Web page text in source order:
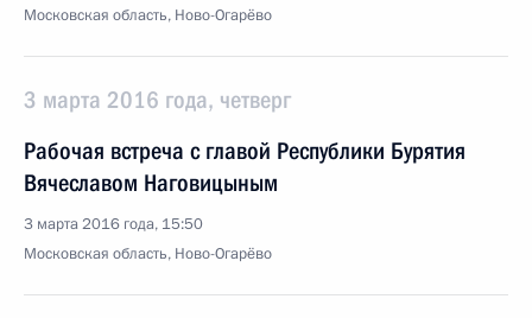
Московская область, Ново-Огарёво
3 марта 2016 года, четверг
Рабочая встреча с главой Республики Бурятия
Вячеславом Наговицыным
3 марта 2016 года, 15:50
Московская область, Ново-Огарёво